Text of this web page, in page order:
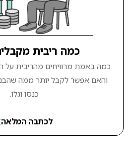
כמה ריבית
כמה באמת מרוויחים מהריבית
והאם אפשר לקבל יותר ממה
כנסו וגלו.
לכתבה המלאה